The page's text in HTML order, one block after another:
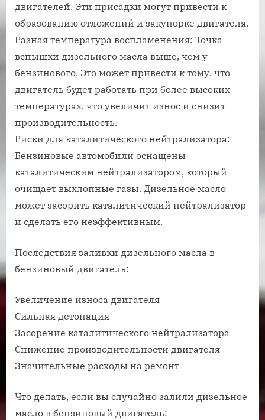
двигателей. Эти присадки могут привести к
образованию отложений и закупорке двигателя.
Разная температура воспламенения: Точка
вспышки дизельного масла выше, чем у
бензинового. Это может привести к тому, что
двигатель будет работать при более высоких
температурах, что увеличит износ и снизит
производительность.
Риски для каталитического нейтрализатора:
Бензиновые автомобили оснащены
каталитическим нейтрализатором, который
очищает выхлопные газы. Дизельное масло
может засорить каталитический нейтрализатор
и сделать его неэффективным.
Последствия заливки дизельного масла в
бензиновый двигатель:
Увеличение износа двигателя
Сильная детонация
Засорение каталитического нейтрализатора
Снижение производительности двигателя
Значительные расходы на ремонт
Что делать, если вы случайно залили дизельное
масло в бензиновый двигатель: